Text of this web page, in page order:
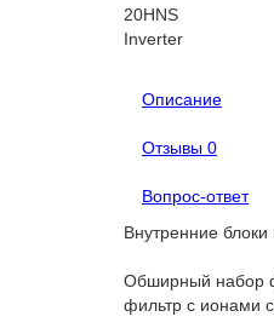
Описание
Отзывы 0
Вопрос-ответ
Внутренние
Обширный набор
фильтр с ионами